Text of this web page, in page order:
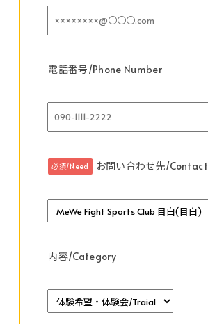
電話番号/Phone Number
必須/Need お問い合わせ先/Contact
内容/Category